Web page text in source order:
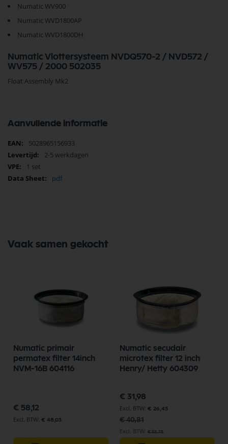
Numatic WV900
Numatic WVD1800AP
Numatic WVD1800DH
Numatic Vlottersysteem NVDQ570-2 / NVD572 /
WV575 / 2000 502035
Float Assembly Mk2
Aanvullende informatie
Meer
informatie
5028965156933
2-5 werkdagen
1 set
pdf
Vaak samen gekocht
Numatic primair
permatex filter 14inch
NVM-16B 604116
€ 58,12
€ 48,03
Numatic secudair
microtex filter 12 inch
Henry/ Hetty 604309
Speciale
prijs
€ 31,98
€ 26,43
€ 40,81
€ 33,73